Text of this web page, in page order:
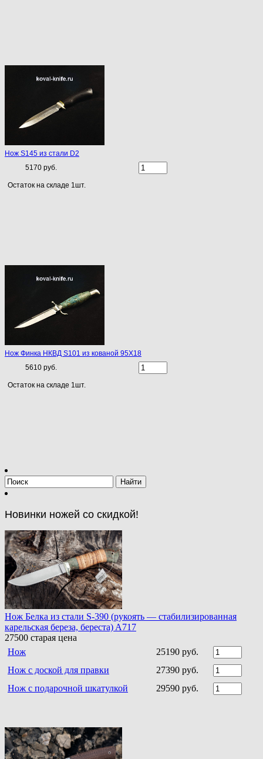
Нож S145 из стали D2
5170 руб.
Остаток на складе 1шт.
Нож Финка НКВД S101 из кованой 95Х18
5610 руб.
Остаток на складе 1шт.
Новинки ножей со скидкой!
Нож Белка из стали S-390 (рукоять — стабилизированная
карельская береза, береста) A717
27500 старая цена
Нож
25190 руб.
Нож с доской для правки
27390 руб.
Нож с подарочной шкатулкой
29590 руб.